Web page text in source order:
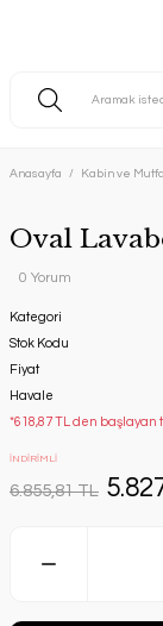
Anasayfa Kabin ve
Oval
0 Yorum
Kategori
Stok Kodu
Fiyat
Havale
*618,87 TL den başlayan
İNDİRİMLİ
6.855,81 TL